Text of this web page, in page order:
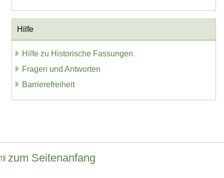
Hilfe
Hilfe zu Historische Fassungen
Fragen und Antworten
Barrierefreiheit
zum Seitenanfang